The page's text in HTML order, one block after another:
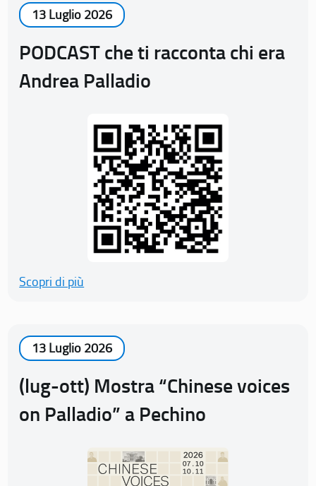
13 Luglio 2026
PODCAST che ti racconta chi era
Andrea Palladio
Scopri di più
13 Luglio 2026
(lug-ott) Mostra “Chinese voices
on Palladio” a Pechino